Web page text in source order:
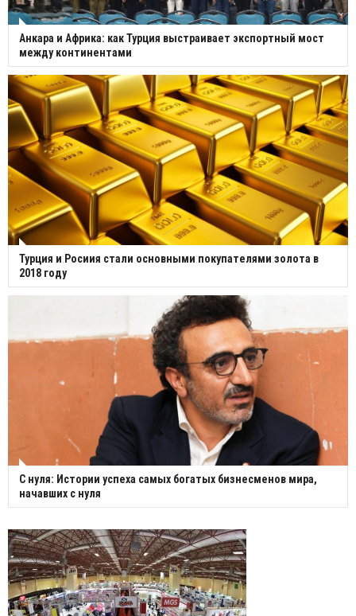
Анкара и Африка: как Турция выстраивает экспортный мост
между континентами
Турция и Росиия стали основными покупателями золота в
2018 году
С нуля: Истории успеха самых богатых бизнесменов мира,
начавших с нуля